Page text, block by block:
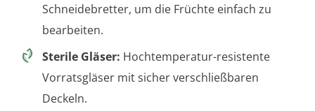
Schneidebretter, um die Früchte einfach zu
bearbeiten.
Sterile Gläser: Hochtemperatur-resistente
Vorratsgläser mit sicher verschließbaren
Deckeln.